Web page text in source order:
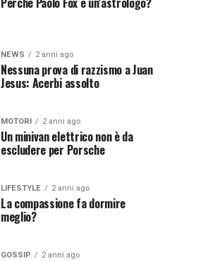
NEWS 2 anni ago
Nessuna prova di razzismo a Juan
Jesus: Acerbi assolto
MOTORI 2 anni ago
Un minivan elettrico non è da
escludere per Porsche
LIFESTYLE 2 anni ago
La compassione fa dormire
meglio?
GOSSIP 2 anni ago